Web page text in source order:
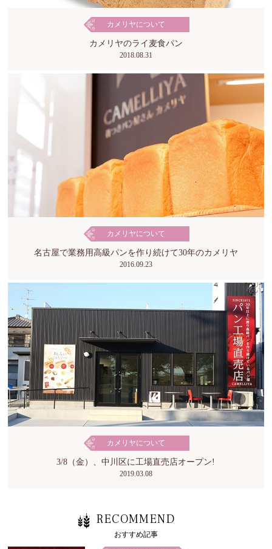
カメリヤについて
カメリヤのライ麦食パン
2018.08.31
カメリヤについて
名古屋で業務用高級パンを作り続けて30年のカメリヤ
2016.09.23
カメリヤについて
3/8（金）、中川区に工場直売店オープン!
2019.03.08
RECOMMEND
おすすめ記事